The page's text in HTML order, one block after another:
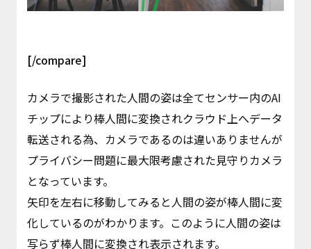
[/compare]
カメラで撮影された人間の姿は全てセンサー内のAI
チップにより棒人間に変換されクラウド上へデータ
転送される為、カメラであるのは違いありませんが
プライバシー問題に最大限考慮された見守りカメラ
となっています。
矢印を左右に移動してみると人間の姿が棒人間に変
化しているのがわかります。このように人間の姿は
写らず棒人間に変換され表示されます。